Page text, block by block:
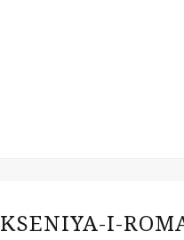
KSENIYA-I-